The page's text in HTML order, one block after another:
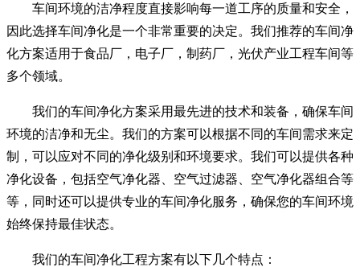
车间环境的洁净程度直接影响每一道工序的质量和安全，
因此选择车间净化是一个非常重要的决定。我们推荐的车间净
化方案适用于食品厂，电子厂，制药厂，光伏产业工程车间等
多个领域。
我们的车间净化方案采用最先进的技术和装备，确保车间
环境的洁净和无尘。我们的方案可以根据不同的车间需求来定
制，可以应对不同的净化级别和环境要求。我们可以提供各种
净化设备，包括空气净化器、空气过滤器、空气净化器组合等
等，同时还可以提供专业的车间净化服务，确保您的车间环境
始终保持最佳状态。
我们的车间净化工程方案有以下几个特点：